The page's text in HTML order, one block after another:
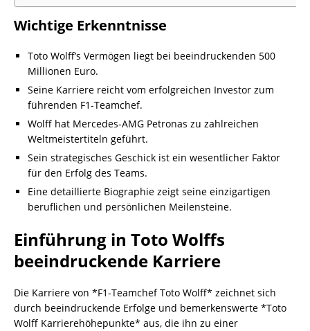
Wichtige Erkenntnisse
Toto Wolff’s Vermögen liegt bei beeindruckenden 500
Millionen Euro.
Seine Karriere reicht vom erfolgreichen Investor zum
führenden F1-Teamchef.
Wolff hat Mercedes-AMG Petronas zu zahlreichen
Weltmeistertiteln geführt.
Sein strategisches Geschick ist ein wesentlicher Faktor
für den Erfolg des Teams.
Eine detaillierte Biographie zeigt seine einzigartigen
beruflichen und persönlichen Meilensteine.
Einführung in Toto Wolffs
beeindruckende Karriere
Die Karriere von *F1-Teamchef Toto Wolff* zeichnet sich
durch beeindruckende Erfolge und bemerkenswerte *Toto
Wolff Karrierehöhepunkte* aus, die ihn zu einer